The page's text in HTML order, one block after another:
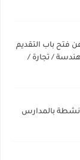
فتح باب التقديم
هندسة / تجارة /
بالمدارس